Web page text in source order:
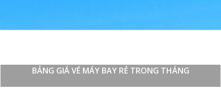
BẢNG GIÁ VÉ MÁY BAY RẺ TRONG THÁNG